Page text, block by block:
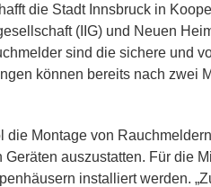
die Stadt Innsbruck in
(IIG) und Neuen
sind die sichere und
können bereits nach zwei
Montage von
auszustatten. Für die
installiert werden.